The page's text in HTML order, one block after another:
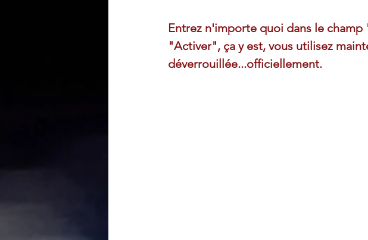
Entrez n'importe quoi dans le
"Activer", ça y est, vous utilisez
déverrouillée...officiellement.